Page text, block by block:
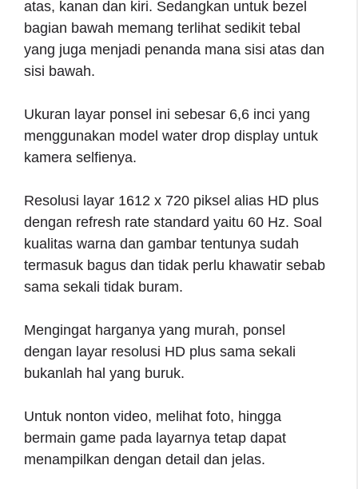
atas, kanan dan kiri. Sedangkan untuk bezel
bagian bawah memang terlihat sedikit tebal
yang juga menjadi penanda mana sisi atas dan
sisi bawah.
Ukuran layar ponsel ini sebesar 6,6 inci yang
menggunakan model water drop display untuk
kamera selfienya.
Resolusi layar 1612 x 720 piksel alias HD plus
dengan refresh rate standard yaitu 60 Hz. Soal
kualitas warna dan gambar tentunya sudah
termasuk bagus dan tidak perlu khawatir sebab
sama sekali tidak buram.
Mengingat harganya yang murah, ponsel
dengan layar resolusi HD plus sama sekali
bukanlah hal yang buruk.
Untuk nonton video, melihat foto, hingga
bermain game pada layarnya tetap dapat
menampilkan dengan detail dan jelas.